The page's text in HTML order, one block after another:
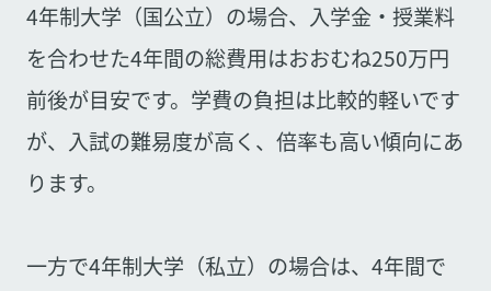
4年制大学（国公立）の場合、入学金・授業料
を合わせた4年間の総費用はおおむね250万円
前後が目安です。学費の負担は比較的軽いです
が、入試の難易度が高く、倍率も高い傾向にあ
ります。
一方で4年制大学（私立）の場合は、4年間で